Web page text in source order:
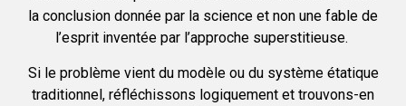
la conclusion donnée par la science et non une fable de
l’esprit inventée par l’approche superstitieuse.
Si le problème vient du modèle ou du système étatique
traditionnel, réfléchissons logiquement et trouvons-en